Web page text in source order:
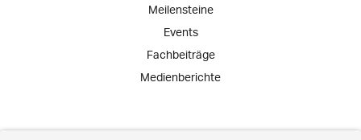
Meilensteine
Events
Fachbeiträge
Medienberichte